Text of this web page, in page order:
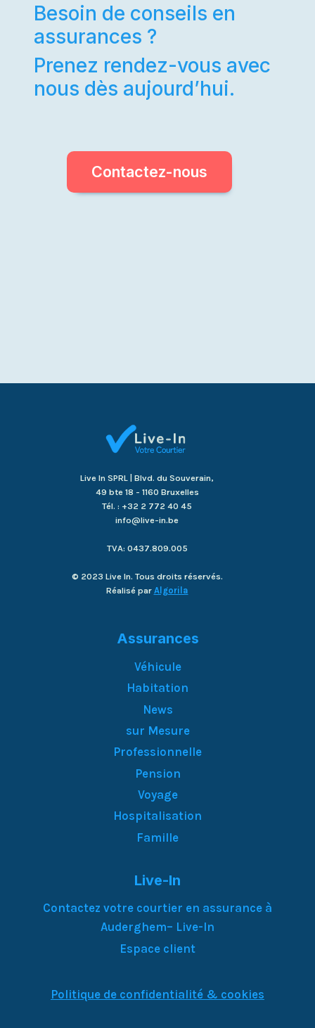
Besoin de conseils en
assurances ?
Prenez rendez-vous avec
nous dès aujourd’hui.
Contactez-nous
Live In SPRL | Blvd. du Souverain,
49 bte 18 - 1160 Bruxelles
Tél. : +32 2 772 40 45
info@live-in.be
TVA: 0437.809.005
© 2023 Live In. Tous droits réservés.
Réalisé par Algorila
Assurances
Véhicule
Habitation
News
sur Mesure
Professionnelle
Pension
Voyage
Hospitalisation
Famille
Live-In
Contactez votre courtier en assurance à
Auderghem– Live-In
Espace client
Politique de confidentialité & cookies